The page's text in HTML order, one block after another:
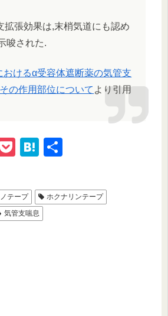
拡張効果は,末梢気道にも認め
唆された.
おけるα受容体遮断薬の気管支
の作用部位について より引用
Li
P
ck
et
H
e
n
a
テープ
ホクナリンテープ
気管支喘息